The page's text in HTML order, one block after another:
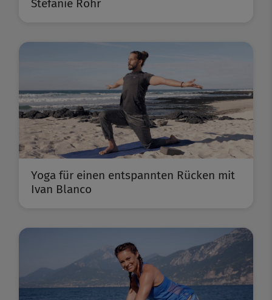
Stefanie Rohr
Yoga für einen entspannten Rücken mit
Ivan Blanco